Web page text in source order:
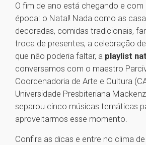
O fim de ano está chegando e com
época: o Natal! Nada como as
decoradas, comidas tradicionais,
troca de presentes, a celebração
que não poderia faltar, a playlist
conversamos com o maestro
Coordenadoria de Arte e Cultura
Universidade Presbiteriana
separou cinco músicas temáticas
aproveitarmos esse momento.
Confira as dicas e entre no clima